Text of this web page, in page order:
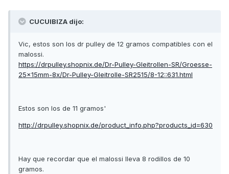
CUCUIBIZA dijo:
Vic, estos son los dr pulley de 12 gramos compatibles con el
malossi.
https://drpulley.shopnix.de/Dr-Pulley-Gleitrollen-SR/Groesse-
25x15mm-8x/Dr-Pulley-Gleitrolle-SR2515/8-12::631.html
Estos son los de 11 gramos'
http://drpulley.shopnix.de/product_info.php?products_id=630
Hay que recordar que el malossi lleva 8 rodillos de 10
gramos.